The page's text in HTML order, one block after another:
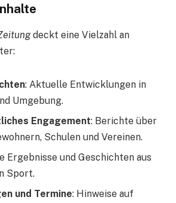
deckt eine Vielzahl an
: Aktuelle Entwicklungen in
Umgebung.
Engagement: Berichte über
Schulen und Vereinen.
Ergebnisse und Geschichten aus
Sport.
und Termine: Hinweise auf